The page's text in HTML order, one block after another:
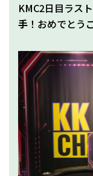
KMC2日目ラス
手 ！おめでとう